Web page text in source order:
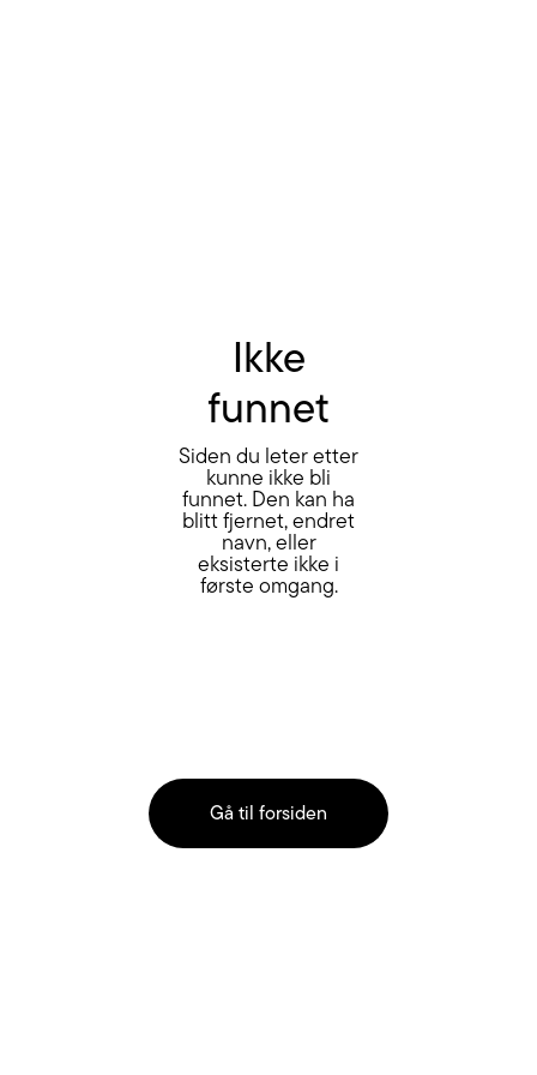
Ikke
funnet
Siden du leter etter
kunne ikke bli
funnet. Den kan ha
blitt fjernet, endret
navn, eller
eksisterte ikke i
første omgang.
Gå til forsiden